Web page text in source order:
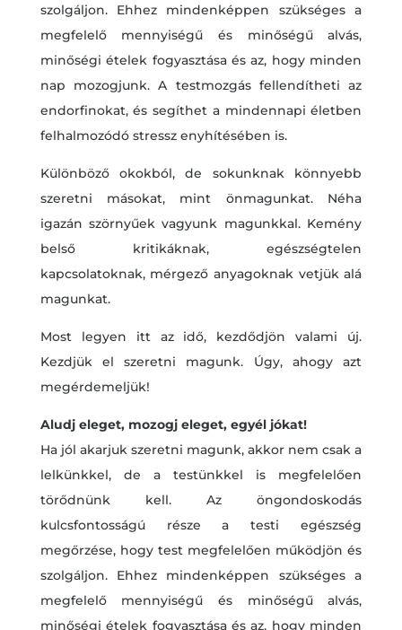
szolgáljon. Ehhez mindenképpen szükséges a
megfelelő mennyiségű és minőségű alvás,
minőségi ételek fogyasztása és az, hogy minden
nap mozogjunk. A testmozgás fellendítheti az
endorfinokat, és segíthet a mindennapi életben
felhalmozódó stressz enyhítésében is.
Különböző okokból, de sokunknak könnyebb
szeretni másokat, mint önmagunkat. Néha
igazán szörnyűek vagyunk magunkkal. Kemény
belső kritikáknak, egészségtelen
kapcsolatoknak, mérgező anyagoknak vetjük alá
magunkat.
Most legyen itt az idő, kezdődjön valami új.
Kezdjük el szeretni magunk. Úgy, ahogy azt
megérdemeljük!
Aludj eleget, mozogj eleget, egyél jókat!
Ha jól akarjuk szeretni magunk, akkor nem csak a
lelkünkkel, de a testünkkel is megfelelően
törődnünk kell. Az öngondoskodás
kulcsfontosságú része a testi egészség
megőrzése, hogy test megfelelően működjön és
szolgáljon. Ehhez mindenképpen szükséges a
megfelelő mennyiségű és minőségű alvás,
minőségi ételek fogyasztása és az, hogy minden